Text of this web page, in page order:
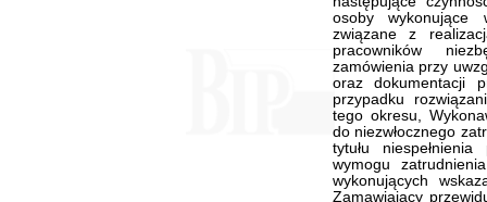
osoby wykonujące
związane z
pracowników
zamówienia przy
oraz dokumentacji
przypadku
tego okresu,
do niezwłocznego
tytułu
wymogu
wykonujących
Zamawiający